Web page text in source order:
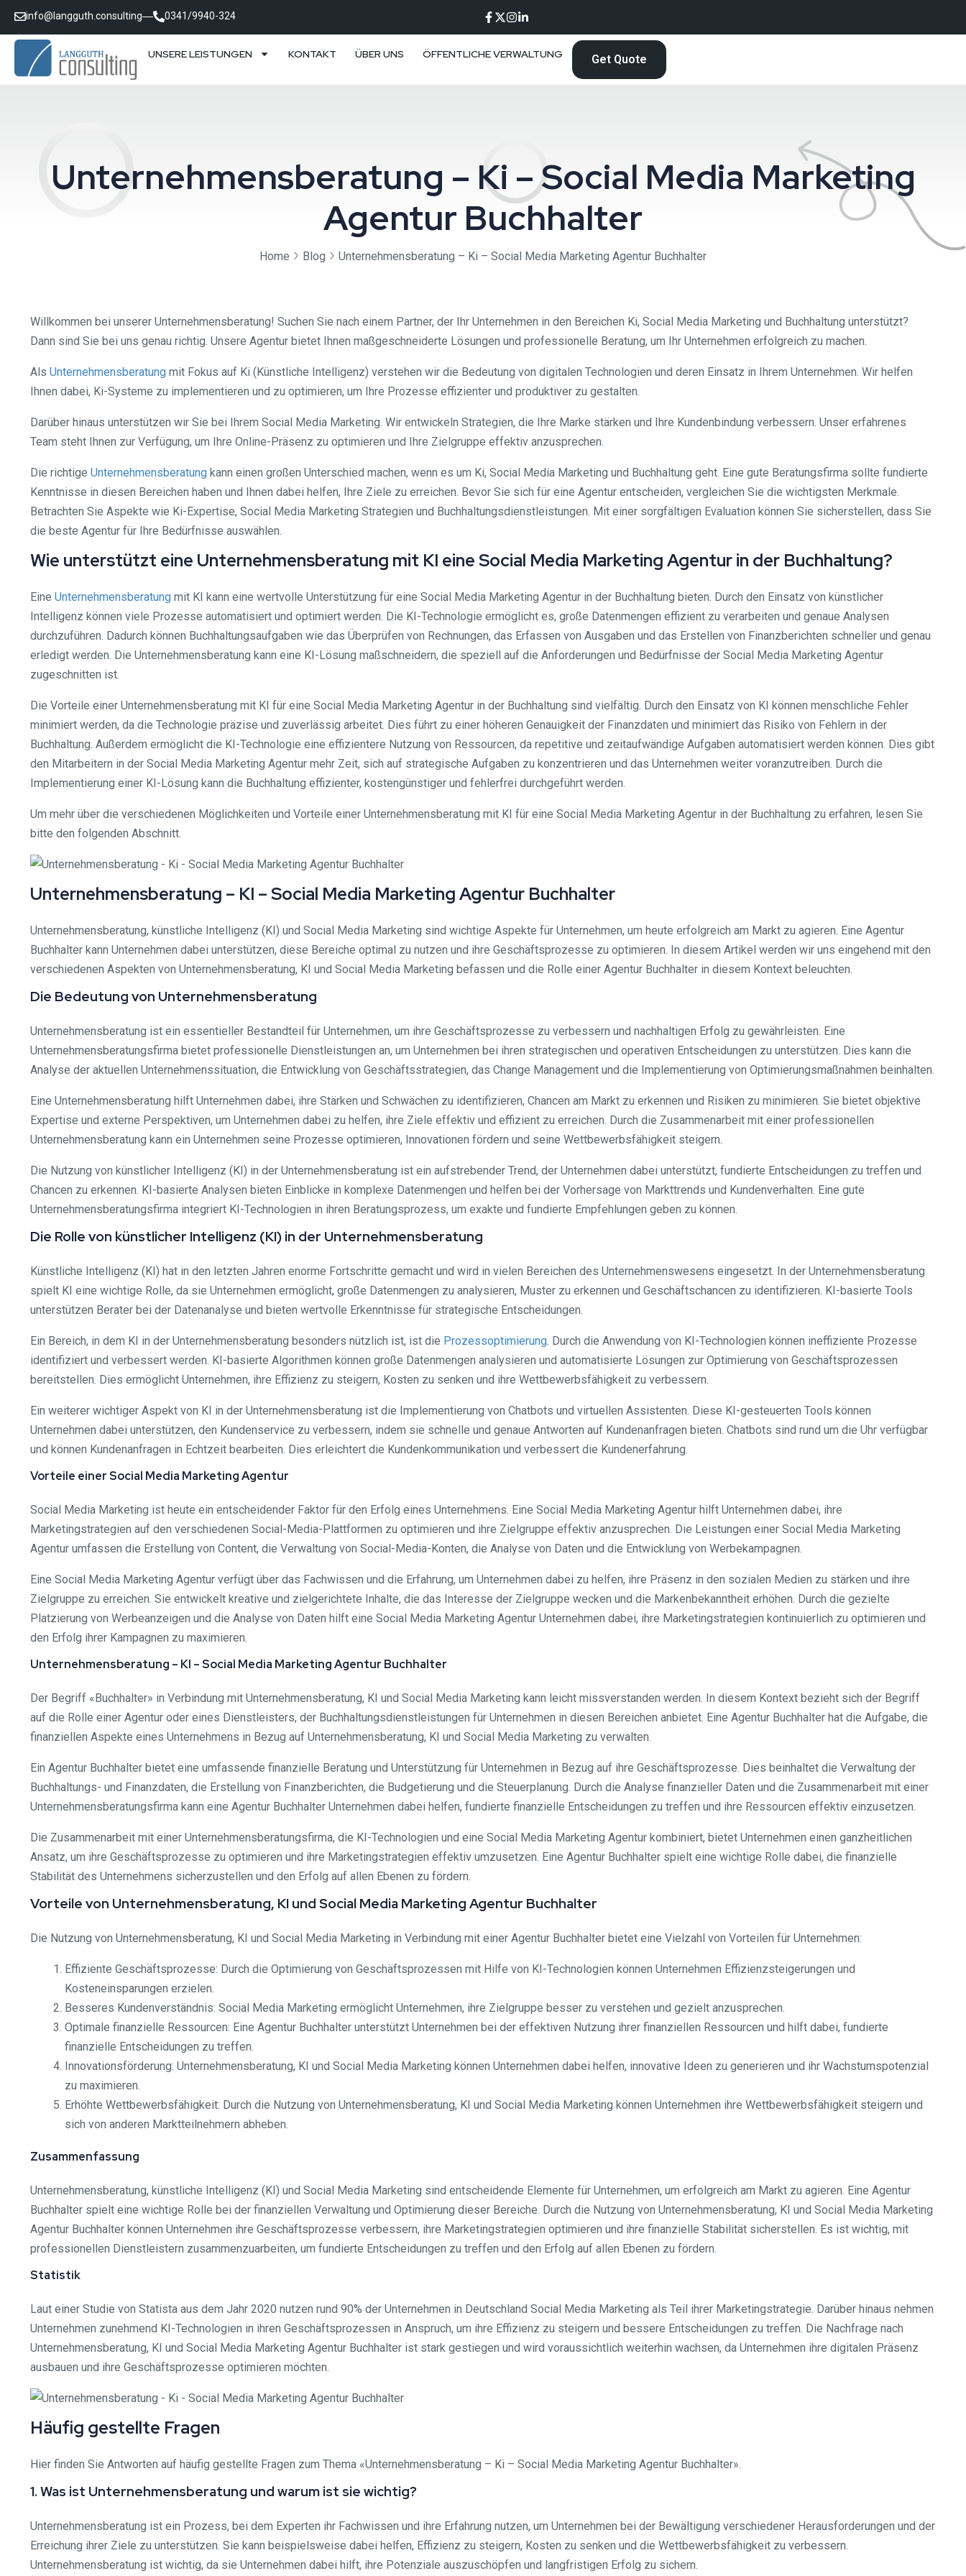
info@langguth.consulting 0341/9940-324
UNSERE LEISTUNGEN KONTAKT ÜBER UNS ÖFFENTLICHE VERWALTUNG Get Quote
Unternehmensberatung – Ki – Social Media Marketing
Agentur Buchhalter
Home Blog Unternehmensberatung – Ki – Social Media Marketing Agentur Buchhalter
Willkommen bei unserer Unternehmensberatung! Suchen Sie nach einem Partner, der Ihr Unternehmen in den Bereichen Ki, Social Media Marketing und Buchhaltung unterstützt?
Dann sind Sie bei uns genau richtig. Unsere Agentur bietet Ihnen maßgeschneiderte Lösungen und professionelle Beratung, um Ihr Unternehmen erfolgreich zu machen.
Als Unternehmensberatung mit Fokus auf Ki (Künstliche Intelligenz) verstehen wir die Bedeutung von digitalen Technologien und deren Einsatz in Ihrem Unternehmen. Wir helfen
Ihnen dabei, Ki-Systeme zu implementieren und zu optimieren, um Ihre Prozesse effizienter und produktiver zu gestalten.
Darüber hinaus unterstützen wir Sie bei Ihrem Social Media Marketing. Wir entwickeln Strategien, die Ihre Marke stärken und Ihre Kundenbindung verbessern. Unser erfahrenes
Team steht Ihnen zur Verfügung, um Ihre Online-Präsenz zu optimieren und Ihre Zielgruppe effektiv anzusprechen.
Die richtige Unternehmensberatung kann einen großen Unterschied machen, wenn es um Ki, Social Media Marketing und Buchhaltung geht. Eine gute Beratungsfirma sollte fundierte
Kenntnisse in diesen Bereichen haben und Ihnen dabei helfen, Ihre Ziele zu erreichen. Bevor Sie sich für eine Agentur entscheiden, vergleichen Sie die wichtigsten Merkmale.
Betrachten Sie Aspekte wie Ki-Expertise, Social Media Marketing Strategien und Buchhaltungsdienstleistungen. Mit einer sorgfältigen Evaluation können Sie sicherstellen, dass Sie
die beste Agentur für Ihre Bedürfnisse auswählen.
Wie unterstützt eine Unternehmensberatung mit KI eine Social Media Marketing Agentur in der Buchhaltung?
Eine Unternehmensberatung mit KI kann eine wertvolle Unterstützung für eine Social Media Marketing Agentur in der Buchhaltung bieten. Durch den Einsatz von künstlicher
Intelligenz können viele Prozesse automatisiert und optimiert werden. Die KI-Technologie ermöglicht es, große Datenmengen effizient zu verarbeiten und genaue Analysen
durchzuführen. Dadurch können Buchhaltungsaufgaben wie das Überprüfen von Rechnungen, das Erfassen von Ausgaben und das Erstellen von Finanzberichten schneller und genau
erledigt werden. Die Unternehmensberatung kann eine KI-Lösung maßschneidern, die speziell auf die Anforderungen und Bedürfnisse der Social Media Marketing Agentur
zugeschnitten ist.
Die Vorteile einer Unternehmensberatung mit KI für eine Social Media Marketing Agentur in der Buchhaltung sind vielfältig. Durch den Einsatz von KI können menschliche Fehler
minimiert werden, da die Technologie präzise und zuverlässig arbeitet. Dies führt zu einer höheren Genauigkeit der Finanzdaten und minimiert das Risiko von Fehlern in der
Buchhaltung. Außerdem ermöglicht die KI-Technologie eine effizientere Nutzung von Ressourcen, da repetitive und zeitaufwändige Aufgaben automatisiert werden können. Dies gibt
den Mitarbeitern in der Social Media Marketing Agentur mehr Zeit, sich auf strategische Aufgaben zu konzentrieren und das Unternehmen weiter voranzutreiben. Durch die
Implementierung einer KI-Lösung kann die Buchhaltung effizienter, kostengünstiger und fehlerfrei durchgeführt werden.
Um mehr über die verschiedenen Möglichkeiten und Vorteile einer Unternehmensberatung mit KI für eine Social Media Marketing Agentur in der Buchhaltung zu erfahren, lesen Sie
bitte den folgenden Abschnitt.
Unternehmensberatung – KI – Social Media Marketing Agentur Buchhalter
Unternehmensberatung, künstliche Intelligenz (KI) und Social Media Marketing sind wichtige Aspekte für Unternehmen, um heute erfolgreich am Markt zu agieren. Eine Agentur
Buchhalter kann Unternehmen dabei unterstützen, diese Bereiche optimal zu nutzen und ihre Geschäftsprozesse zu optimieren. In diesem Artikel werden wir uns eingehend mit den
verschiedenen Aspekten von Unternehmensberatung, KI und Social Media Marketing befassen und die Rolle einer Agentur Buchhalter in diesem Kontext beleuchten.
Die Bedeutung von Unternehmensberatung
Unternehmensberatung ist ein essentieller Bestandteil für Unternehmen, um ihre Geschäftsprozesse zu verbessern und nachhaltigen Erfolg zu gewährleisten. Eine
Unternehmensberatungsfirma bietet professionelle Dienstleistungen an, um Unternehmen bei ihren strategischen und operativen Entscheidungen zu unterstützen. Dies kann die
Analyse der aktuellen Unternehmenssituation, die Entwicklung von Geschäftsstrategien, das Change Management und die Implementierung von Optimierungsmaßnahmen beinhalten.
Eine Unternehmensberatung hilft Unternehmen dabei, ihre Stärken und Schwächen zu identifizieren, Chancen am Markt zu erkennen und Risiken zu minimieren. Sie bietet objektive
Expertise und externe Perspektiven, um Unternehmen dabei zu helfen, ihre Ziele effektiv und effizient zu erreichen. Durch die Zusammenarbeit mit einer professionellen
Unternehmensberatung kann ein Unternehmen seine Prozesse optimieren, Innovationen fördern und seine Wettbewerbsfähigkeit steigern.
Die Nutzung von künstlicher Intelligenz (KI) in der Unternehmensberatung ist ein aufstrebender Trend, der Unternehmen dabei unterstützt, fundierte Entscheidungen zu treffen und
Chancen zu erkennen. KI-basierte Analysen bieten Einblicke in komplexe Datenmengen und helfen bei der Vorhersage von Markttrends und Kundenverhalten. Eine gute
Unternehmensberatungsfirma integriert KI-Technologien in ihren Beratungsprozess, um exakte und fundierte Empfehlungen geben zu können.
Die Rolle von künstlicher Intelligenz (KI) in der Unternehmensberatung
Künstliche Intelligenz (KI) hat in den letzten Jahren enorme Fortschritte gemacht und wird in vielen Bereichen des Unternehmenswesens eingesetzt. In der Unternehmensberatung
spielt KI eine wichtige Rolle, da sie Unternehmen ermöglicht, große Datenmengen zu analysieren, Muster zu erkennen und Geschäftschancen zu identifizieren. KI-basierte Tools
unterstützen Berater bei der Datenanalyse und bieten wertvolle Erkenntnisse für strategische Entscheidungen.
Ein Bereich, in dem KI in der Unternehmensberatung besonders nützlich ist, ist die Prozessoptimierung. Durch die Anwendung von KI-Technologien können ineffiziente Prozesse
identifiziert und verbessert werden. KI-basierte Algorithmen können große Datenmengen analysieren und automatisierte Lösungen zur Optimierung von Geschäftsprozessen
bereitstellen. Dies ermöglicht Unternehmen, ihre Effizienz zu steigern, Kosten zu senken und ihre Wettbewerbsfähigkeit zu verbessern.
Ein weiterer wichtiger Aspekt von KI in der Unternehmensberatung ist die Implementierung von Chatbots und virtuellen Assistenten. Diese KI-gesteuerten Tools können
Unternehmen dabei unterstützen, den Kundenservice zu verbessern, indem sie schnelle und genaue Antworten auf Kundenanfragen bieten. Chatbots sind rund um die Uhr verfügbar
und können Kundenanfragen in Echtzeit bearbeiten. Dies erleichtert die Kundenkommunikation und verbessert die Kundenerfahrung.
Vorteile einer Social Media Marketing Agentur
Social Media Marketing ist heute ein entscheidender Faktor für den Erfolg eines Unternehmens. Eine Social Media Marketing Agentur hilft Unternehmen dabei, ihre
Marketingstrategien auf den verschiedenen Social-Media-Plattformen zu optimieren und ihre Zielgruppe effektiv anzusprechen. Die Leistungen einer Social Media Marketing
Agentur umfassen die Erstellung von Content, die Verwaltung von Social-Media-Konten, die Analyse von Daten und die Entwicklung von Werbekampagnen.
Eine Social Media Marketing Agentur verfügt über das Fachwissen und die Erfahrung, um Unternehmen dabei zu helfen, ihre Präsenz in den sozialen Medien zu stärken und ihre
Zielgruppe zu erreichen. Sie entwickelt kreative und zielgerichtete Inhalte, die das Interesse der Zielgruppe wecken und die Markenbekanntheit erhöhen. Durch die gezielte
Platzierung von Werbeanzeigen und die Analyse von Daten hilft eine Social Media Marketing Agentur Unternehmen dabei, ihre Marketingstrategien kontinuierlich zu optimieren und
den Erfolg ihrer Kampagnen zu maximieren.
Unternehmensberatung – KI – Social Media Marketing Agentur Buchhalter
Der Begriff «Buchhalter» in Verbindung mit Unternehmensberatung, KI und Social Media Marketing kann leicht missverstanden werden. In diesem Kontext bezieht sich der Begriff
auf die Rolle einer Agentur oder eines Dienstleisters, der Buchhaltungsdienstleistungen für Unternehmen in diesen Bereichen anbietet. Eine Agentur Buchhalter hat die Aufgabe, die
finanziellen Aspekte eines Unternehmens in Bezug auf Unternehmensberatung, KI und Social Media Marketing zu verwalten.
Ein Agentur Buchhalter bietet eine umfassende finanzielle Beratung und Unterstützung für Unternehmen in Bezug auf ihre Geschäftsprozesse. Dies beinhaltet die Verwaltung der
Buchhaltungs- und Finanzdaten, die Erstellung von Finanzberichten, die Budgetierung und die Steuerplanung. Durch die Analyse finanzieller Daten und die Zusammenarbeit mit einer
Unternehmensberatungsfirma kann eine Agentur Buchhalter Unternehmen dabei helfen, fundierte finanzielle Entscheidungen zu treffen und ihre Ressourcen effektiv einzusetzen.
Die Zusammenarbeit mit einer Unternehmensberatungsfirma, die KI-Technologien und eine Social Media Marketing Agentur kombiniert, bietet Unternehmen einen ganzheitlichen
Ansatz, um ihre Geschäftsprozesse zu optimieren und ihre Marketingstrategien effektiv umzusetzen. Eine Agentur Buchhalter spielt eine wichtige Rolle dabei, die finanzielle
Stabilität des Unternehmens sicherzustellen und den Erfolg auf allen Ebenen zu fördern.
Vorteile von Unternehmensberatung, KI und Social Media Marketing Agentur Buchhalter
Die Nutzung von Unternehmensberatung, KI und Social Media Marketing in Verbindung mit einer Agentur Buchhalter bietet eine Vielzahl von Vorteilen für Unternehmen:
Effiziente Geschäftsprozesse: Durch die Optimierung von Geschäftsprozessen mit Hilfe von KI-Technologien können Unternehmen Effizienzsteigerungen und
Kosteneinsparungen erzielen.
Besseres Kundenverständnis: Social Media Marketing ermöglicht Unternehmen, ihre Zielgruppe besser zu verstehen und gezielt anzusprechen.
Optimale finanzielle Ressourcen: Eine Agentur Buchhalter unterstützt Unternehmen bei der effektiven Nutzung ihrer finanziellen Ressourcen und hilft dabei, fundierte
finanzielle Entscheidungen zu treffen.
Innovationsförderung: Unternehmensberatung, KI und Social Media Marketing können Unternehmen dabei helfen, innovative Ideen zu generieren und ihr Wachstumspotenzial
zu maximieren.
Erhöhte Wettbewerbsfähigkeit: Durch die Nutzung von Unternehmensberatung, KI und Social Media Marketing können Unternehmen ihre Wettbewerbsfähigkeit steigern und
sich von anderen Marktteilnehmern abheben.
Zusammenfassung
Unternehmensberatung, künstliche Intelligenz (KI) und Social Media Marketing sind entscheidende Elemente für Unternehmen, um erfolgreich am Markt zu agieren. Eine Agentur
Buchhalter spielt eine wichtige Rolle bei der finanziellen Verwaltung und Optimierung dieser Bereiche. Durch die Nutzung von Unternehmensberatung, KI und Social Media Marketing
Agentur Buchhalter können Unternehmen ihre Geschäftsprozesse verbessern, ihre Marketingstrategien optimieren und ihre finanzielle Stabilität sicherstellen. Es ist wichtig, mit
professionellen Dienstleistern zusammenzuarbeiten, um fundierte Entscheidungen zu treffen und den Erfolg auf allen Ebenen zu fördern.
Statistik
Laut einer Studie von Statista aus dem Jahr 2020 nutzen rund 90% der Unternehmen in Deutschland Social Media Marketing als Teil ihrer Marketingstrategie. Darüber hinaus nehmen
Unternehmen zunehmend KI-Technologien in ihren Geschäftsprozessen in Anspruch, um ihre Effizienz zu steigern und bessere Entscheidungen zu treffen. Die Nachfrage nach
Unternehmensberatung, KI und Social Media Marketing Agentur Buchhalter ist stark gestiegen und wird voraussichtlich weiterhin wachsen, da Unternehmen ihre digitalen Präsenz
ausbauen und ihre Geschäftsprozesse optimieren möchten.
Häufig gestellte Fragen
Hier finden Sie Antworten auf häufig gestellte Fragen zum Thema «Unternehmensberatung – Ki – Social Media Marketing Agentur Buchhalter».
1. Was ist Unternehmensberatung und warum ist sie wichtig?
Unternehmensberatung ist ein Prozess, bei dem Experten ihr Fachwissen und ihre Erfahrung nutzen, um Unternehmen bei der Bewältigung verschiedener Herausforderungen und der
Erreichung ihrer Ziele zu unterstützen. Sie kann beispielsweise dabei helfen, Effizienz zu steigern, Kosten zu senken und die Wettbewerbsfähigkeit zu verbessern.
Unternehmensberatung ist wichtig, da sie Unternehmen dabei hilft, ihre Potenziale auszuschöpfen und langfristigen Erfolg zu sichern.